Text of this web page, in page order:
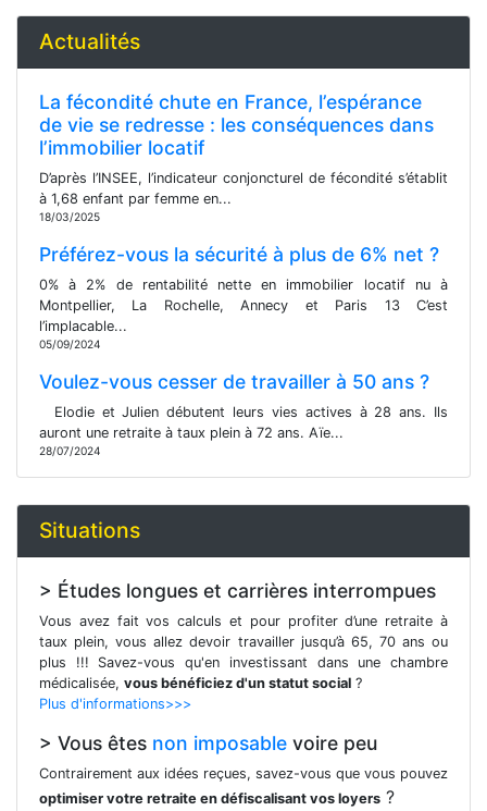
Actualités
La fécondité chute en France, l’espérance
de vie se redresse : les conséquences dans
l’immobilier locatif
D’après l’INSEE, l’indicateur conjoncturel de fécondité s’établit
à 1,68 enfant par femme en...
18/03/2025
Préférez-vous la sécurité à plus de 6% net ?
0% à 2% de rentabilité nette en immobilier locatif nu à
Montpellier, La Rochelle, Annecy et Paris 13 C’est
l’implacable...
05/09/2024
Voulez-vous cesser de travailler à 50 ans ?
Elodie et Julien débutent leurs vies actives à 28 ans. Ils
auront une retraite à taux plein à 72 ans. Aïe...
28/07/2024
Situations
> Études longues et carrières interrompues
Vous avez fait vos calculs et pour profiter d’une retraite à
taux plein, vous allez devoir travailler jusqu’à 65, 70 ans ou
plus !!! Savez-vous qu'en investissant dans une chambre
médicalisée, vous bénéficiez d'un statut social ?
Plus d'informations>>>
> Vous êtes non imposable voire peu
Contrairement aux idées reçues, savez-vous que vous pouvez
optimiser votre retraite en défiscalisant vos loyers ?